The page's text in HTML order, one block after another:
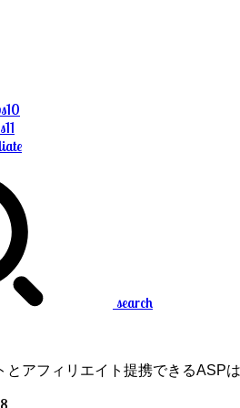
search
とアフィリエイト提携できるASP